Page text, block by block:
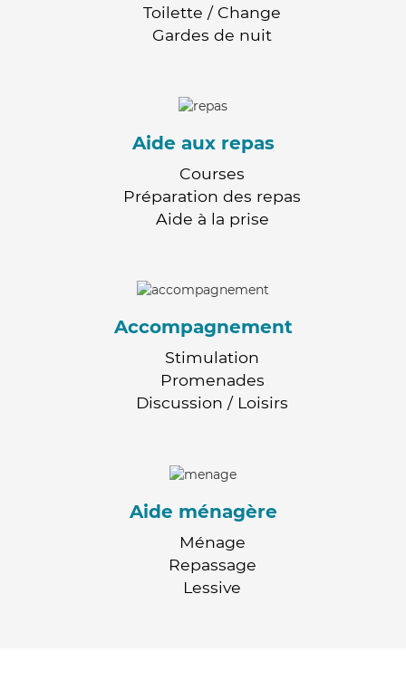
Toilette / Change
Gardes de nuit
Aide aux repas
Courses
Préparation des repas
Aide à la prise
Accompagnement
Stimulation
Promenades
Discussion / Loisirs
Aide ménagère
Ménage
Repassage
Lessive